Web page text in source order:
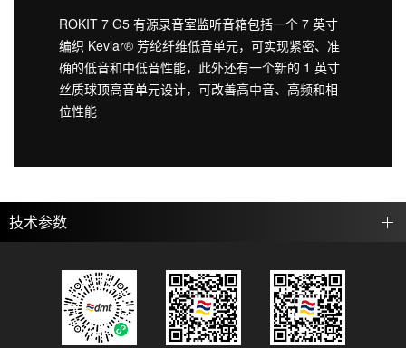
ROKIT 7 G5 有源录音室监听音箱包括一个 7 英寸
编织 Kevlar® 芳纶纤维低音单元，可实现紧密、准
确的低音和中低音性能，此外还有一个新的 1 英寸
丝质球顶高音单元设计，可改善高中音、高频和相
位性能
技术参数